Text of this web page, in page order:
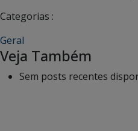
Categorias :
Geral
Veja Também
Sem posts recentes